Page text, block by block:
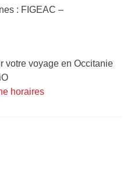
: FIGEAC –
votre voyage en Occitanie
horaires